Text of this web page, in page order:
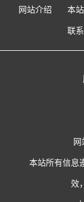
网站介绍 本
联系
网
本站所有信息
效